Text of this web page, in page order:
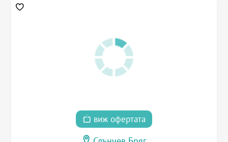
виж офертата